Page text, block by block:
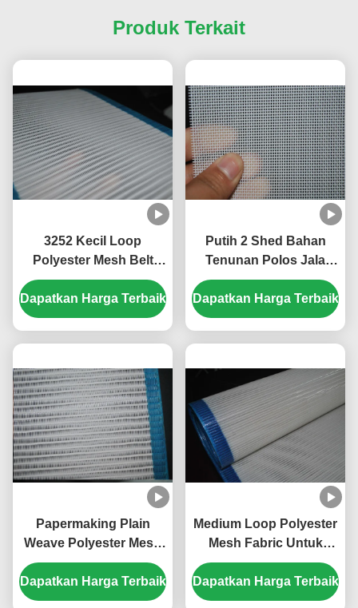
Produk Terkait
3252 Kecil Loop
Polyester Mesh Belt
Spiral Wire Untuk
Produksi Kertas
Dapatkan Harga Terbaik
Putih 2 Shed Bahan
Tenunan Polos Jala
Kain Untuk Konveyor,
Layanan OEM ODM
Dapatkan Harga Terbaik
Papermaking Plain
Weave Polyester Mesh
Belt Dengan Spiral
Dryer Screen Untuk
Pengeringan
Dapatkan Harga Terbaik
Medium Loop Polyester
Mesh Fabric Untuk
Mesin Pembuatan
Kertas 3868
Dapatkan Harga Terbaik